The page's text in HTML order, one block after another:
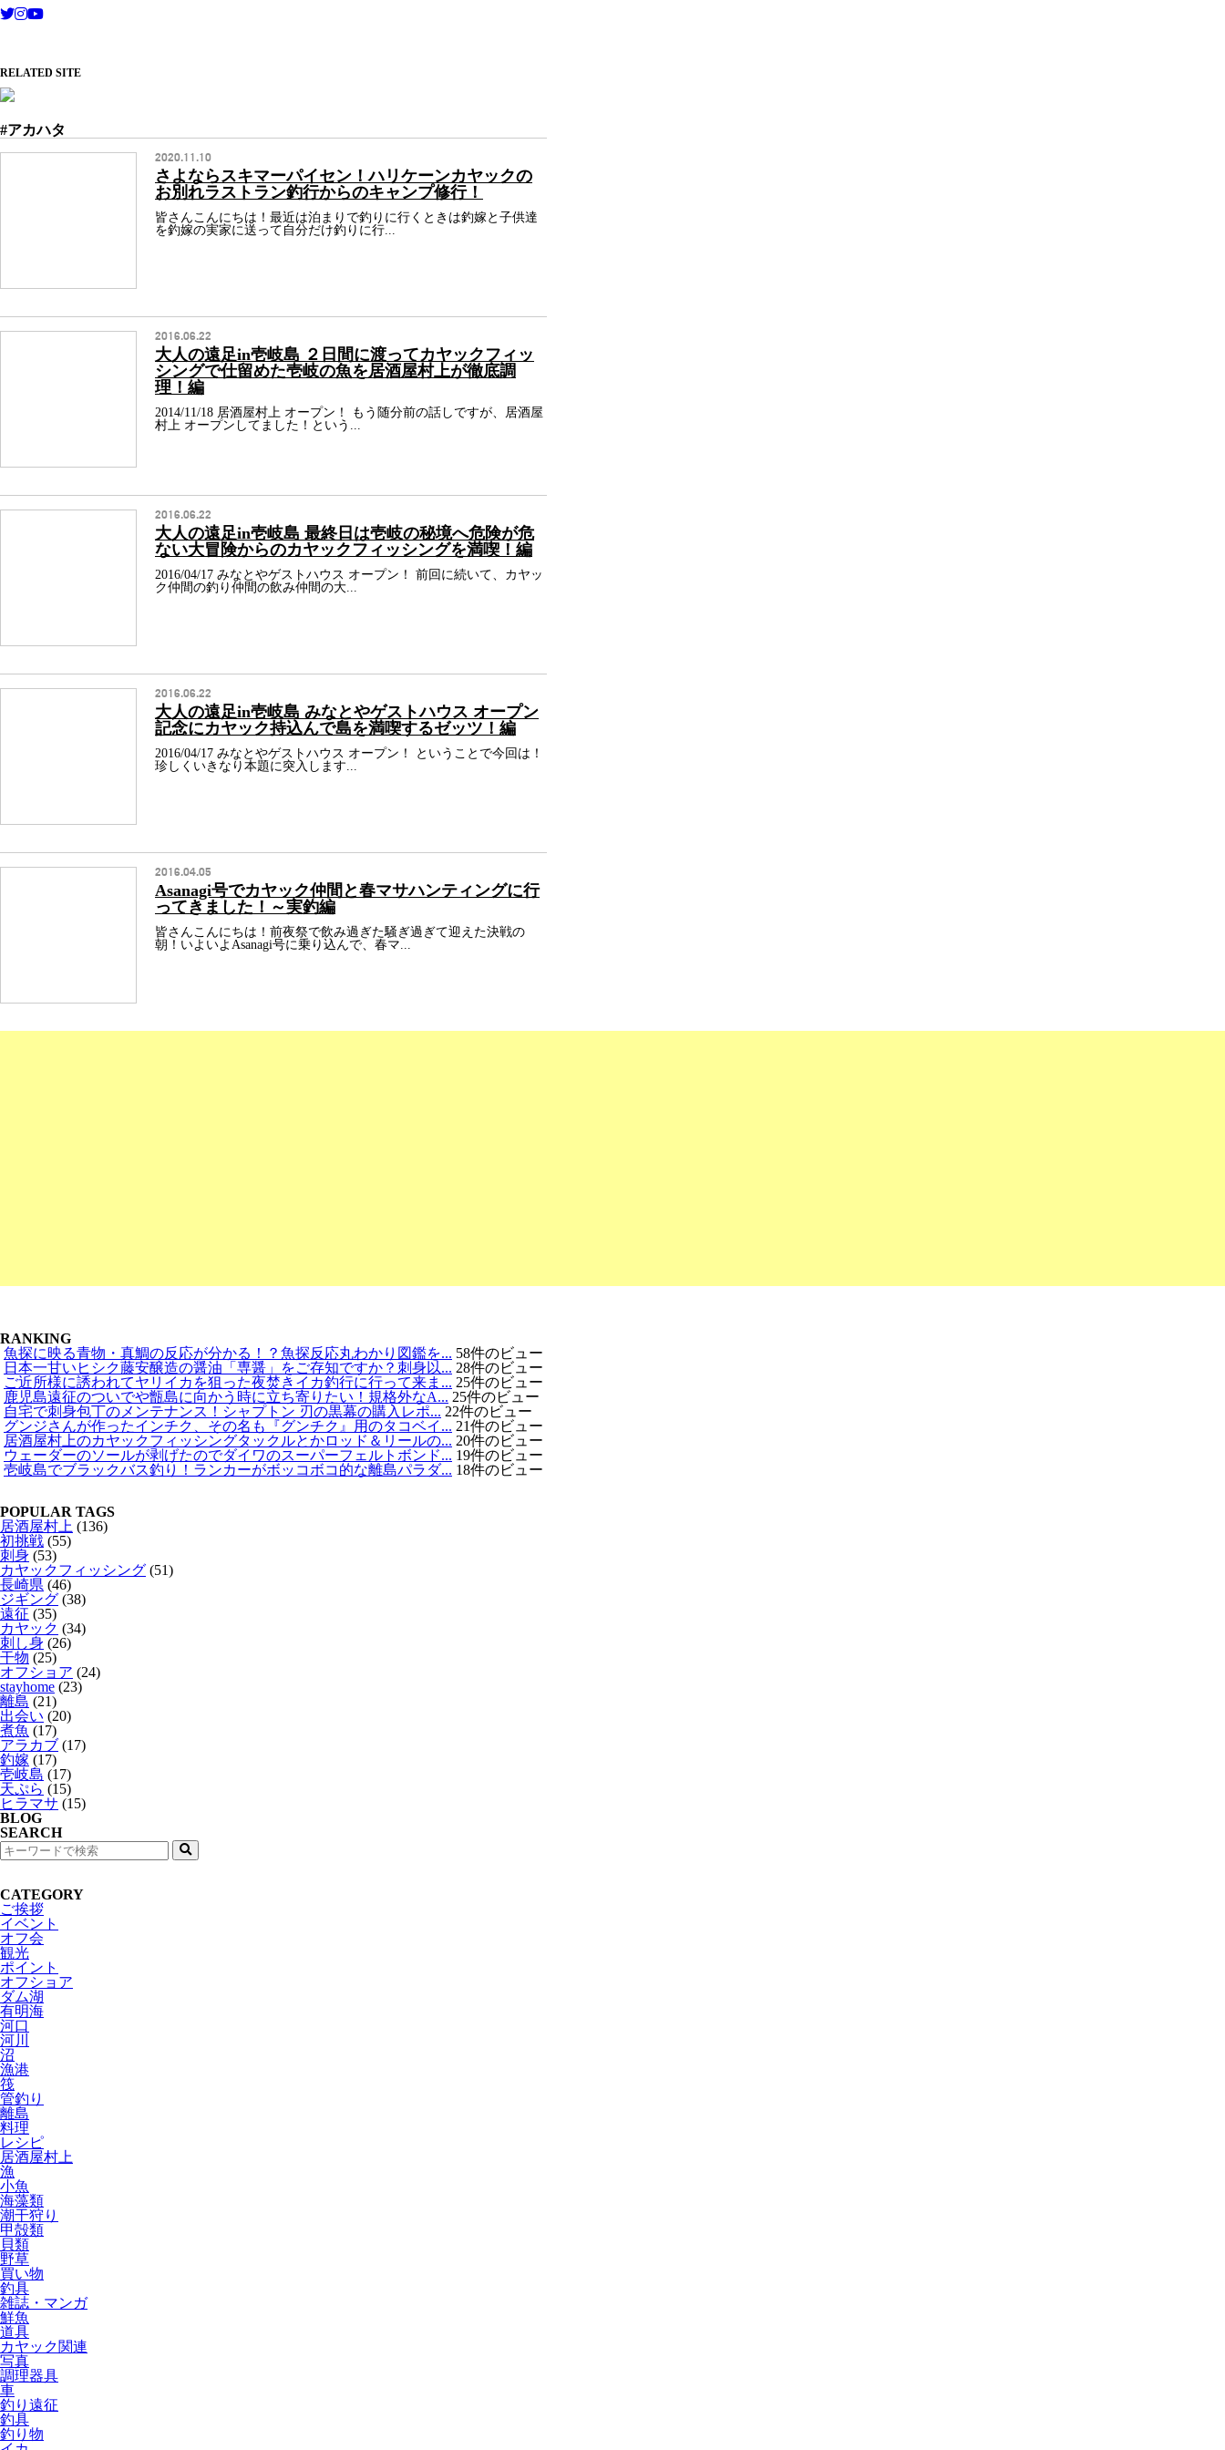
RELATED SITE
#アカハタ
2020.11.10
さよならスキマーパイセン！ハリケーンカヤックの
お別れラストラン釣行からのキャンプ修行！
皆さんこんにちは！最近は泊まりで釣りに行くときは釣嫁と子供達
を釣嫁の実家に送って自分だけ釣りに行...
2016.06.22
大人の遠足in壱岐島 ２日間に渡ってカヤックフィッ
シングで仕留めた壱岐の魚を居酒屋村上が徹底調
理！編
2014/11/18 居酒屋村上 オープン！ もう随分前の話しですが、居酒屋
村上 オープンしてました！という...
2016.06.22
大人の遠足in壱岐島 最終日は壱岐の秘境へ危険が危
ない大冒険からのカヤックフィッシングを満喫！編
2016/04/17 みなとやゲストハウス オープン！ 前回に続いて、カヤッ
ク仲間の釣り仲間の飲み仲間の大...
2016.06.22
大人の遠足in壱岐島 みなとやゲストハウス オープン
記念にカヤック持込んで島を満喫するゼッツ！編
2016/04/17 みなとやゲストハウス オープン！ ということで今回は！
珍しくいきなり本題に突入します...
2016.04.05
Asanagi号でカヤック仲間と春マサハンティングに行
ってきました！～実釣編
皆さんこんにちは！前夜祭で飲み過ぎた騒ぎ過ぎて迎えた決戦の
朝！いよいよAsanagi号に乗り込んで、春マ...
RANKING
魚探に映る青物・真鯛の反応が分かる！？魚探反応丸わかり図鑑を... 58件のビュー
日本一甘いヒシク藤安醸造の醤油「専醤」をご存知ですか？刺身以... 28件のビュー
ご近所様に誘われてヤリイカを狙った夜焚きイカ釣行に行って来ま... 25件のビュー
鹿児島遠征のついでや甑島に向かう時に立ち寄りたい！規格外なA... 25件のビュー
自宅で刺身包丁のメンテナンス！シャプトン 刃の黒幕の購入レポ... 22件のビュー
グンジさんが作ったインチク、その名も『グンチク』用のタコベイ... 21件のビュー
居酒屋村上のカヤックフィッシングタックルとかロッド＆リールの... 20件のビュー
ウェーダーのソールが剥げたのでダイワのスーパーフェルトボンド... 19件のビュー
壱岐島でブラックバス釣り！ランカーがボッコボコ的な離島パラダ... 18件のビュー
POPULAR TAGS
居酒屋村上 (136)
初挑戦 (55)
刺身 (53)
カヤックフィッシング (51)
長崎県 (46)
ジギング (38)
遠征 (35)
カヤック (34)
刺し身 (26)
干物 (25)
オフショア (24)
stayhome (23)
離島 (21)
出会い (20)
煮魚 (17)
アラカブ (17)
釣嫁 (17)
壱岐島 (17)
天ぷら (15)
ヒラマサ (15)
BLOG
SEARCH
検
索
CATEGORY
ご挨拶
イベント
オフ会
観光
ポイント
オフショア
ダム湖
有明海
河口
河川
沼
漁港
筏
管釣り
離島
料理
レシピ
居酒屋村上
漁
小魚
海藻類
潮干狩り
甲殻類
貝類
野草
買い物
釣具
雑誌・マンガ
鮮魚
道具
カヤック関連
写真
調理器具
車
釣り遠征
釣具
釣り物